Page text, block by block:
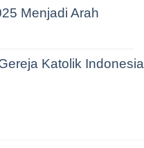
Menjadi Arah
Katolik